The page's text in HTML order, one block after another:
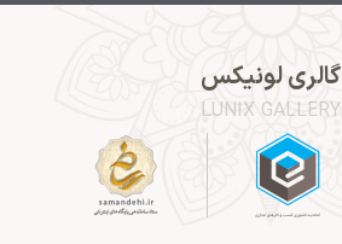
گالری لونیکس
LUNIX GALLERY